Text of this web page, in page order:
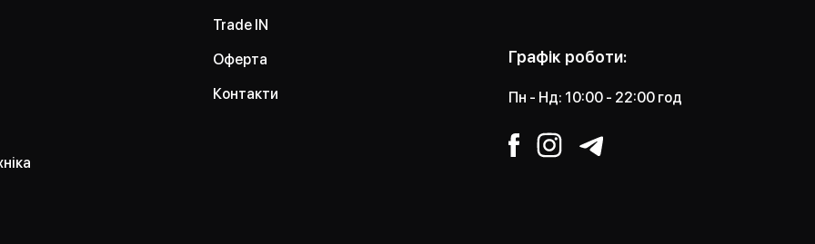
Trade IN
Оферта
Контакти
Графік роботи:
Пн - Нд: 10:00 - 22:00 год